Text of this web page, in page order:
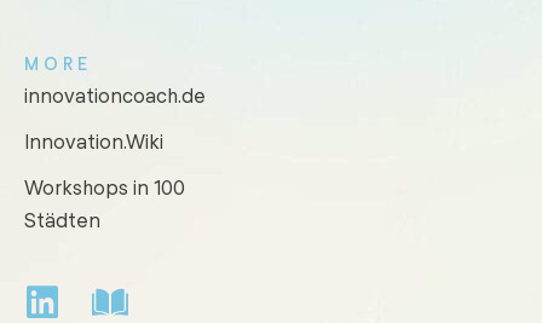
MORE
innovationcoach.de
Innovation.Wiki
Workshops in 100
Städten